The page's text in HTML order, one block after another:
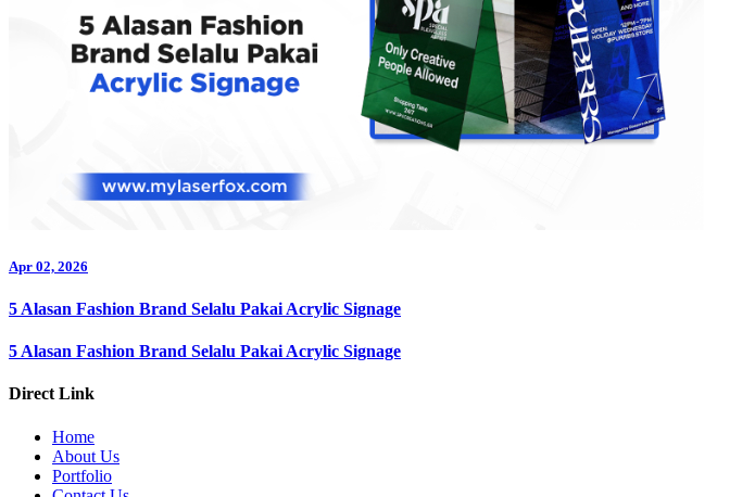
Apr 02, 2026
5 Alasan Fashion Brand Selalu Pakai Acrylic Signage
5 Alasan Fashion Brand Selalu Pakai Acrylic Signage
Direct Link
Home
About Us
Portfolio